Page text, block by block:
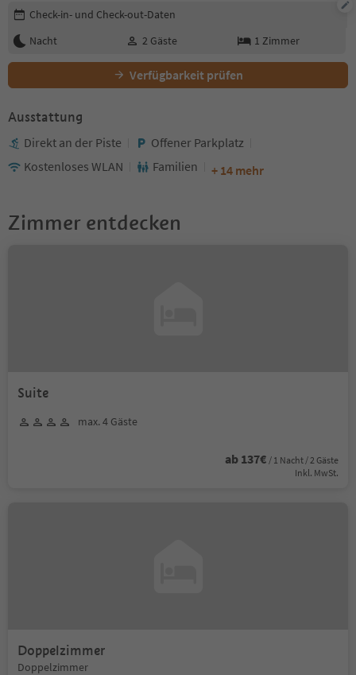
Buchungsdetails bearbeiten
Check-in- und Check-out-Daten
Nacht
2 Gäste 1 Zimmer
Verfügbarkeit prüfen
Ausstattung
Direkt an der Piste
Offener Parkplatz
Kostenloses WLAN
Familien + 14 mehr
Zimmer entdecken
Suite
max. 4 Gäste
ab 137€ / 1 Nacht / 2 Gäste
Inkl. MwSt.
Doppelzimmer
Doppelzimmer